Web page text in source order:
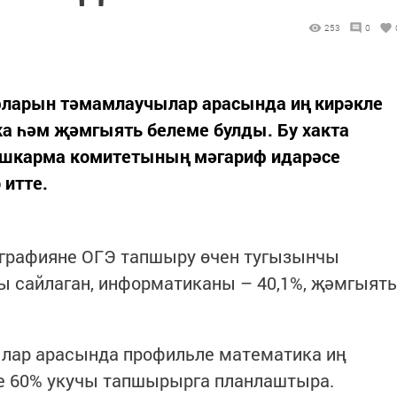
253 0
тәмамлаучылар арасында иң кирәкле
һәм җәмгыять белеме булды. Бу хакта
комитетының мәгариф идарәсе
ОГЭ тапшыру өчен тугызынчы
информатиканы – 40,1%, җәмгыять
арасында профильле математика иң
60% укучы тапшырырга планлаштыра.